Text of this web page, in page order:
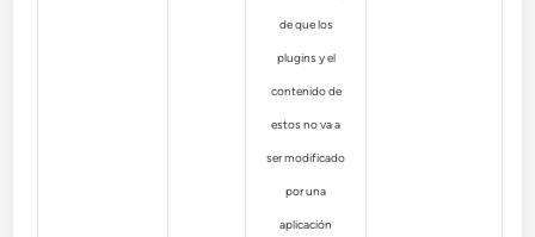
de que los
plugins y el
contenido de
estos no va a
ser modificado
por una
aplicación